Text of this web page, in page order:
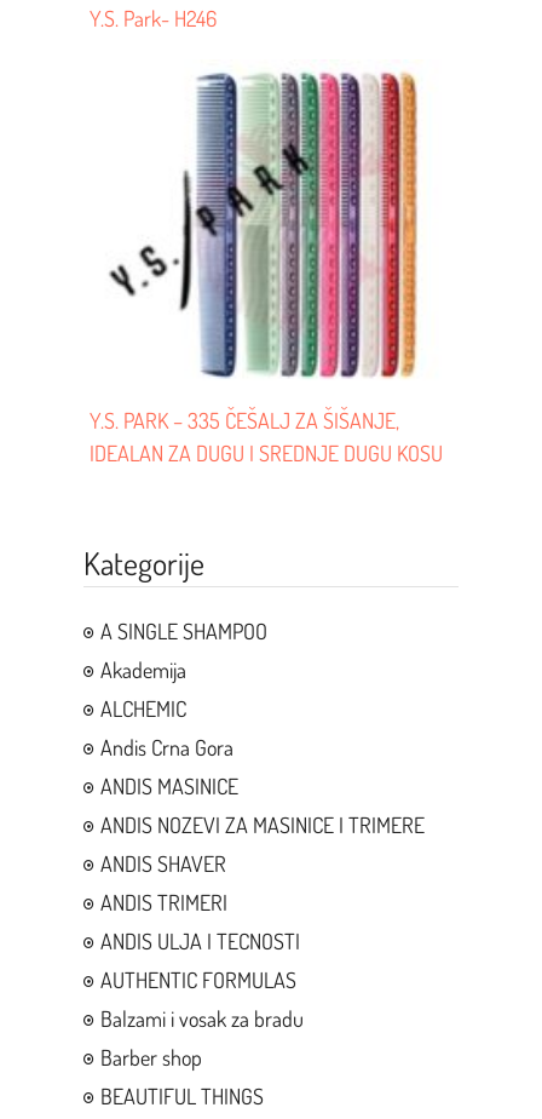
Y.S. Park- H246
Y.S. PARK – 335 ČEŠALJ ZA ŠIŠANJE,
IDEALAN ZA DUGU I SREDNJE DUGU KOSU
Kategorije
A SINGLE SHAMPOO
Akademija
ALCHEMIC
Andis Crna Gora
ANDIS MASINICE
ANDIS NOZEVI ZA MASINICE I TRIMERE
ANDIS SHAVER
ANDIS TRIMERI
ANDIS ULJA I TECNOSTI
AUTHENTIC FORMULAS
Balzami i vosak za bradu
Barber shop
BEAUTIFUL THINGS